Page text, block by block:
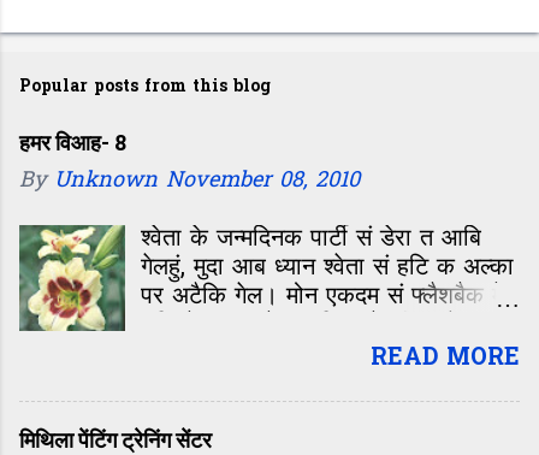
P
o
t
a
C
o
m
m
n
t
Popular posts from this blog
हमर विआह- 8
By Unknown November 08, 2010
श्वेता के जन्मदिनक पार्टी सं डेरा त आबि
गेलहुं, मुदा आब ध्यान श्वेता सं हटि क अल्का
पर अटैकि गेल। मोन एकदम सं फ्लैशबैक मे
रंगीन, मस्ती आओर मासूमियत सं भरल समय
कहिओ नहि बिसराबय वाला दिन। ओहि दिन
पहिल बेर मिलल छलीह अल्का। क्लास मे
READ MORE
मिथिला पेंटिंग ट्रेनिंग सेंटर